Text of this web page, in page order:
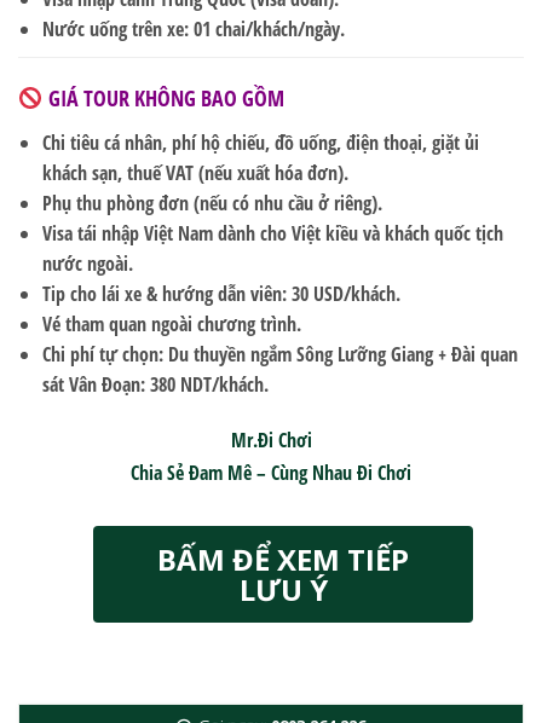
Nước uống trên xe: 01 chai/khách/ngày.
GIÁ TOUR KHÔNG BAO GỒM
Chi tiêu cá nhân, phí hộ chiếu, đồ uống, điện thoại, giặt ủi
khách sạn, thuế VAT (nếu xuất hóa đơn).
Phụ thu phòng đơn (nếu có nhu cầu ở riêng).
Visa tái nhập Việt Nam dành cho Việt kiều và khách quốc tịch
nước ngoài.
Tip cho lái xe & hướng dẫn viên:30 USD/khách.
Vé tham quan ngoài chương trình.
Chi phí tự chọn: Du thuyền ngắmSông Lưỡng Giang+ Đài quan
sát Vân Đoạn:380 NDT/khách.
Mr.Đi Chơi
Chia Sẻ Đam Mê – Cùng Nhau Đi Chơi
BẤM ĐỂ XEM TIẾP
LƯU Ý